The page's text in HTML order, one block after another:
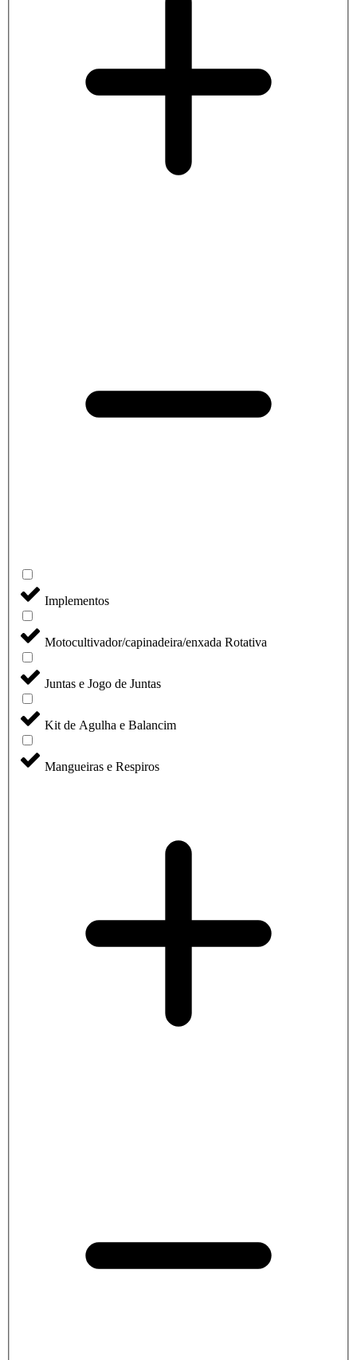
Implementos
Motocultivador/capinadeira/enxada Rotativa
Juntas e Jogo de Juntas
Kit de Agulha e Balancim
Mangueiras e Respiros